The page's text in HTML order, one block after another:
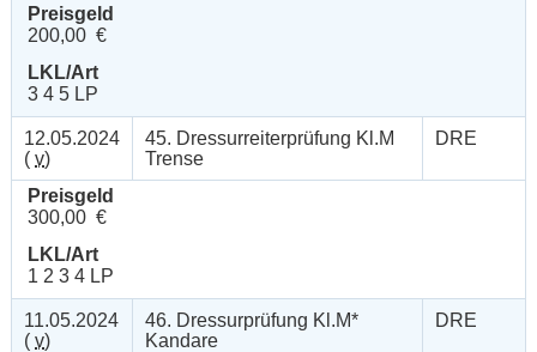
Preisgeld
200,00 €
LKL/Art
3 4 5 LP
12.05.2024
( v)
45. Dressurreiterprüfung Kl.M
Trense
DRE
Preisgeld
300,00 €
LKL/Art
1 2 3 4 LP
11.05.2024
( v)
46. Dressurprüfung Kl.M*
Kandare
DRE